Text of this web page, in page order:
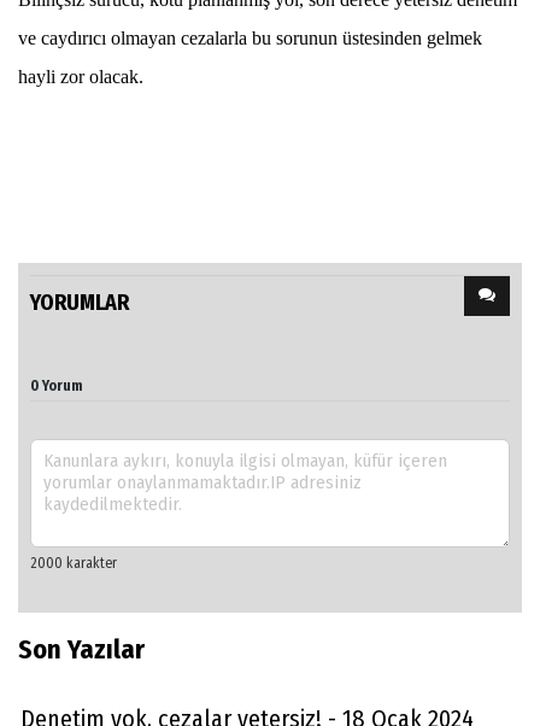
ve caydırıcı olmayan cezalarla bu sorunun üstesinden gelmek
hayli zor olacak.
YORUMLAR
0 Yorum
Son Yazılar
Denetim yok, cezalar yetersiz! - 18 Ocak 2024